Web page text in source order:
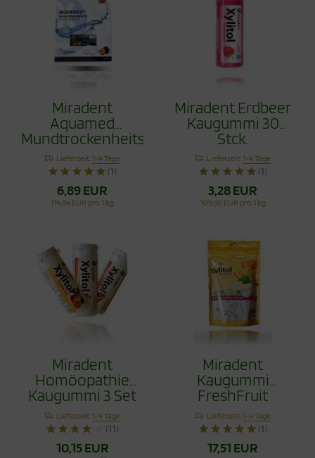
Miradent
Aquamed
Mundtrockenheitstablette
mit Xylit 60g
Lieferzeit:1-4 Tage
(1)
6,89 EUR
114,84 EUR pro 1 kg
Miradent Erdbeer
Kaugummi 30
Stck.
Lieferzeit:1-4 Tage
(1)
3,28 EUR
109,50 EUR pro 1 kg
Miradent
Homöopathie
Kaugummi 3 Set
120 Stck.
Lieferzeit:1-4 Tage
(11)
10,15 EUR
Miradent
Kaugummi
FreshFruit
Nachfüllpack 200
Stck.
Lieferzeit:1-4 Tage
(1)
17,51 EUR